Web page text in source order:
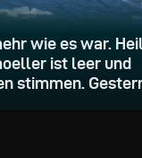
wie es war.
ist leer und
stimmen.